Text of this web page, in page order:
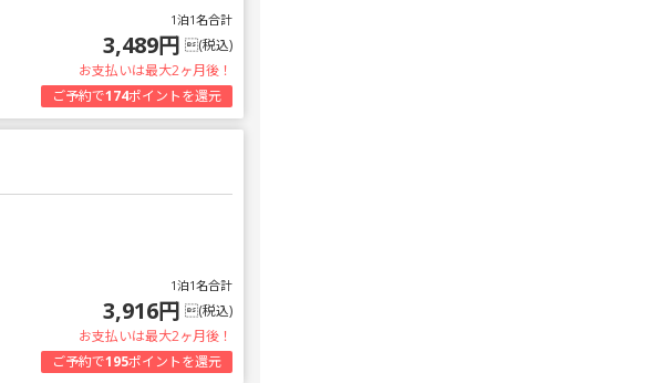
1泊1名合計
3,489円 (税込)
お支払いは最大2ヶ月後！
ご予約で174ポイントを還元
1泊1名合計
3,916円 (税込)
お支払いは最大2ヶ月後！
ご予約で195ポイントを還元